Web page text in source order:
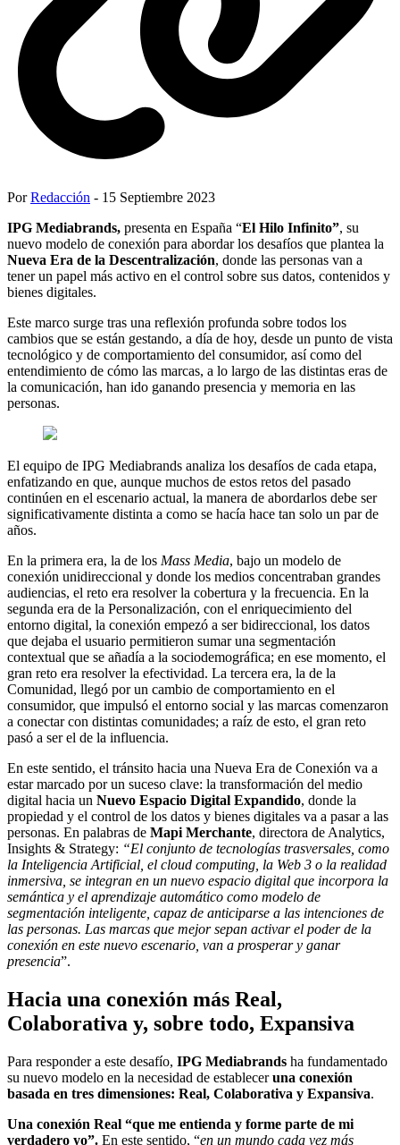
PorRedacción - 15 Septiembre 2023
IPG Mediabrands, presenta en España “El Hilo Infinito”, su
nuevo modelo de conexión para abordar los desafíos que plantea la
Nueva Era de la Descentralización, donde las personas van a
tener un papel más activo en el control sobre sus datos, contenidos y
bienes digitales.
Este marco surge tras una reflexión profunda sobre todos los
cambios que se están gestando, a día de hoy, desde un punto de vista
tecnológico y de comportamiento del consumidor, así como del
entendimiento de cómo las marcas, a lo largo de las distintas eras de
la comunicación, han ido ganando presencia y memoria en las
personas.
El equipo de IPG Mediabrands analiza los desafíos de cada etapa,
enfatizando en que, aunque muchos de estos retos del pasado
continúen en el escenario actual, la manera de abordarlos debe ser
significativamente distinta a como se hacía hace tan solo un par de
años.
En la primera era, la de los Mass Media, bajo un modelo de
conexión unidireccional y donde los medios concentraban grandes
audiencias, el reto era resolver la cobertura y la frecuencia. En la
segunda era de la Personalización, con el enriquecimiento del
entorno digital, la conexión empezó a ser bidireccional, los datos
que dejaba el usuario permitieron sumar una segmentación
contextual que se añadía a la sociodemográfica; en ese momento, el
gran reto era resolver la efectividad. La tercera era, la de la
Comunidad, llegó por un cambio de comportamiento en el
consumidor, que impulsó el entorno social y las marcas comenzaron
a conectar con distintas comunidades; a raíz de esto, el gran reto
pasó a ser el de la influencia.
En este sentido, el tránsito hacia una Nueva Era de Conexión va a
estar marcado por un suceso clave: la transformación del medio
digital hacia un Nuevo Espacio Digital Expandido, donde la
propiedad y el control de los datos y bienes digitales va a pasar a las
personas. En palabras de Mapi Merchante, directora de Analytics,
Insights & Strategy: “El conjunto de tecnologías trasversales, como
la Inteligencia Artificial, el cloud computing, la Web 3 o la realidad
inmersiva, se integran en un nuevo espacio digital que incorpora la
semántica y el aprendizaje automático como modelo de
segmentación inteligente, capaz de anticiparse a las intenciones de
las personas. Las marcas que mejor sepan activar el poder de la
conexión en este nuevo escenario, van a prosperar y ganar
presencia”.
Hacia una conexión más Real,
Colaborativa y, sobre todo, Expansiva
Para responder a este desafío, IPG Mediabrands ha fundamentado
su nuevo modelo en la necesidad de estableceruna conexión
basada en tres dimensiones: Real, Colaborativa y Expansiva.
Una conexión Real “que me entienda y forme parte de mi
verdadero yo”. En este sentido, “en un mundo cada vez más